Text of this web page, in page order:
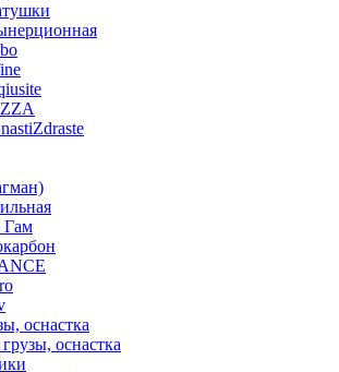
Гам
оснастка
оснастка